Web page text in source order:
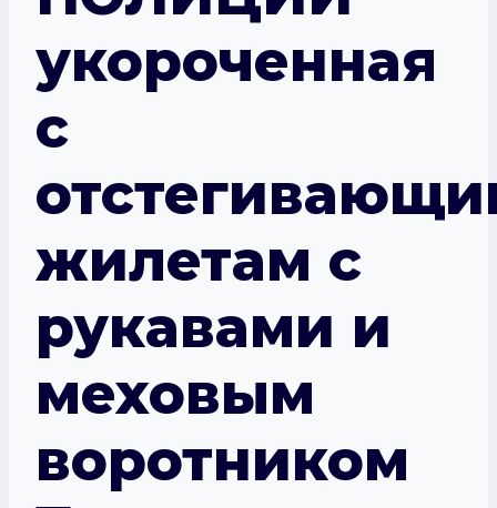
укороченная
с
жилетам с
рукавами и
меховым
воротником